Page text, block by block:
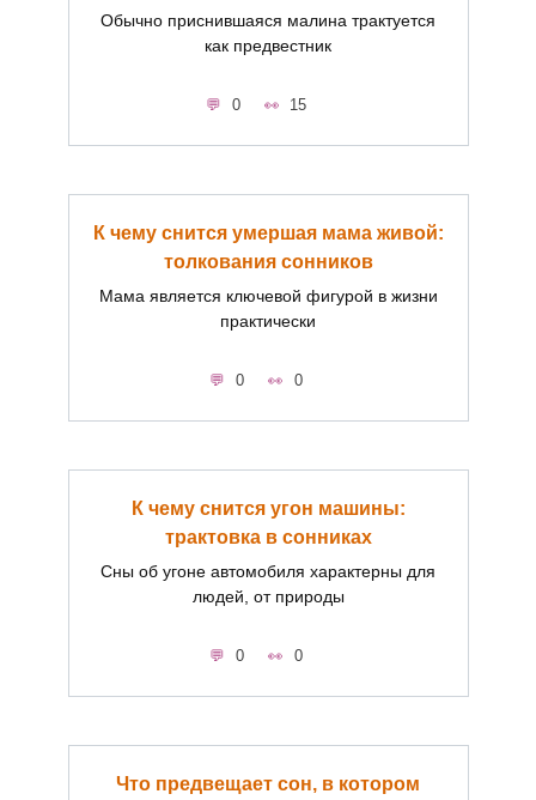
Обычно приснившаяся малина трактуется
как предвестник
0 15
К чему снится умершая мама живой:
толкования сонников
Мама является ключевой фигурой в жизни
практически
0 0
К чему снится угон машины:
трактовка в сонниках
Сны об угоне автомобиля характерны для
людей, от природы
0 0
Что предвещает сон, в котором